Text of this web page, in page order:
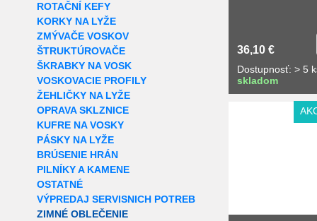
ROTAČNÍ KEFY
KORKY NA LYŽE
ZMÝVAČE VOSKOV
ŠTRUKTÚROVAČE
ŠKRABKY NA VOSK
VOSKOVACIE PROFILY
ŽEHLIČKY NA LYŽE
OPRAVA SKLZNICE
KUFRE NA VOSKY
PÁSKY NA LYŽE
BRÚSENIE HRÁN
PILNÍKY A KAMENE
OSTATNÉ
VÝPREDAJ SERVISNICH POTREB
ZIMNÉ OBLEČENIE
36,10 €
Dostupnosť: > 5
skladom